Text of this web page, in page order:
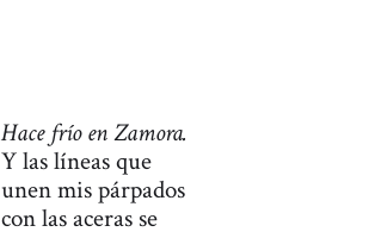
Hace frío en Zamora.
Y las líneas que
unen mis párpados
con las aceras se